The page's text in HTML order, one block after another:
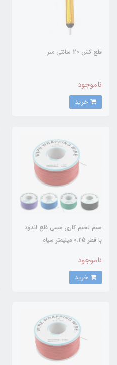
قلع کش 20 سانتی متر
ناموجود
سیم لحیم کاری مسی قلع اندود
با قطر 0.25 میلیمتر سیاه
ناموجود